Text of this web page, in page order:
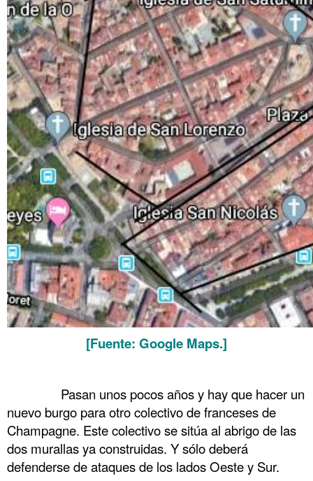
[Fuente: Google Maps.]
Pasan unos pocos años y hay que hacer un
nuevo burgo para otro colectivo de franceses de
Champagne. Este colectivo se sitúa al abrigo de las
dos murallas ya construidas. Y sólo deberá
defenderse de ataques de los lados Oeste y Sur.